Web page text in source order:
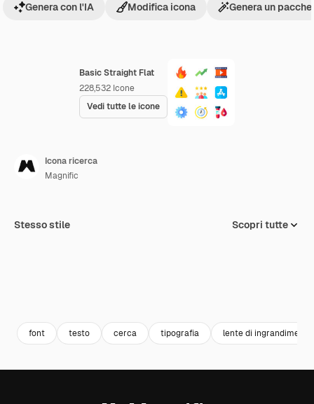
Basic Straight Flat
228,532 Icone
Vedi tutte le icone
Genera con l'IA Modifica icona Genera un
Icona ricerca
Magnific
Stesso stile Scopri tutte
font testo cerca tipografia lente di ingrandimento